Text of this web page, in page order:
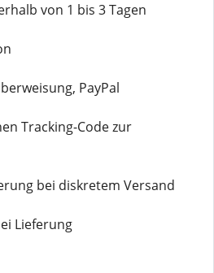
von 1 bis 3 Tagen
PayPal
Tracking-Code zur
bei diskretem Versand
Lieferung